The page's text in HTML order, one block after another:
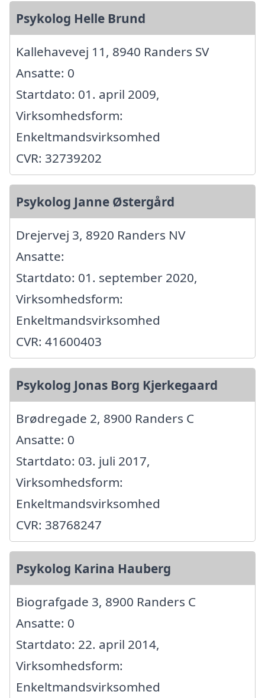
Psykolog Helle Brund
Kallehavevej 11, 8940 Randers SV
Ansatte: 0
Startdato: 01. april 2009,
Virksomhedsform:
Enkeltmandsvirksomhed
CVR: 32739202
Psykolog Janne Østergård
Drejervej 3, 8920 Randers NV
Ansatte:
Startdato: 01. september 2020,
Virksomhedsform:
Enkeltmandsvirksomhed
CVR: 41600403
Psykolog Jonas Borg Kjerkegaard
Brødregade 2, 8900 Randers C
Ansatte: 0
Startdato: 03. juli 2017,
Virksomhedsform:
Enkeltmandsvirksomhed
CVR: 38768247
Psykolog Karina Hauberg
Biografgade 3, 8900 Randers C
Ansatte: 0
Startdato: 22. april 2014,
Virksomhedsform:
Enkeltmandsvirksomhed